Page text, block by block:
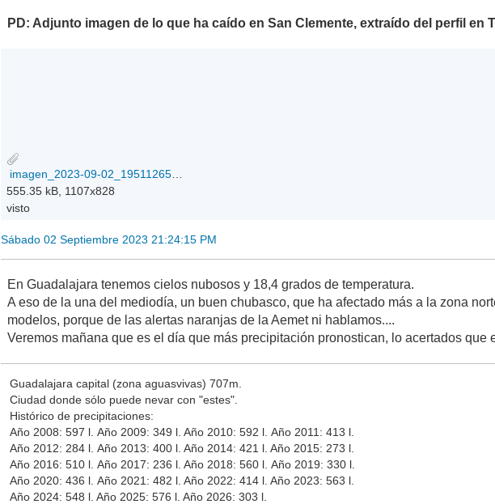
PD: Adjunto imagen de lo que ha caído en San Clemente, extraído del perfil en
555.35 kB, 1107x828
visto
Sábado 02 Septiembre 2023 21:24:15 PM
En Guadalajara tenemos cielos nubosos y 18,4 grados de temperatura.
A eso de la una del mediodía, un buen chubasco, que ha afectado más a la zona
modelos, porque de las alertas naranjas de la Aemet ni hablamos....
Veremos mañana que es el día que más precipitación pronostican, lo acertados que
Guadalajara capital (zona aguasvivas) 707m.
Ciudad donde sólo puede nevar con "estes".
Histórico de precipitaciones:
Año 2008: 597 l. Año 2009: 349 l. Año 2010: 592 l. Año 2011: 413 l.
Año 2012: 284 l. Año 2013: 400 l. Año 2014: 421 l. Año 2015: 273 l.
Año 2016: 510 l. Año 2017: 236 l. Año 2018: 560 l. Año 2019: 330 l.
Año 2020: 436 l. Año 2021: 482 l. Año 2022: 414 l. Año 2023: 563 l.
Año 2024: 548 l. Año 2025: 576 l. Año 2026: 303 l.